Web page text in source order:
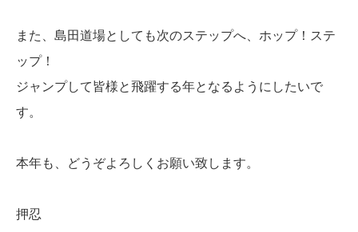
また、島田道場としても次のステップへ、ホップ！ステ
ップ！
ジャンプして皆様と飛躍する年となるようにしたいで
す。
本年も、どうぞよろしくお願い致します。
押忍